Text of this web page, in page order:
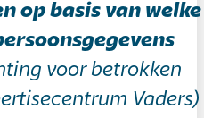
op basis van welke
voor betrokken
Vaders)